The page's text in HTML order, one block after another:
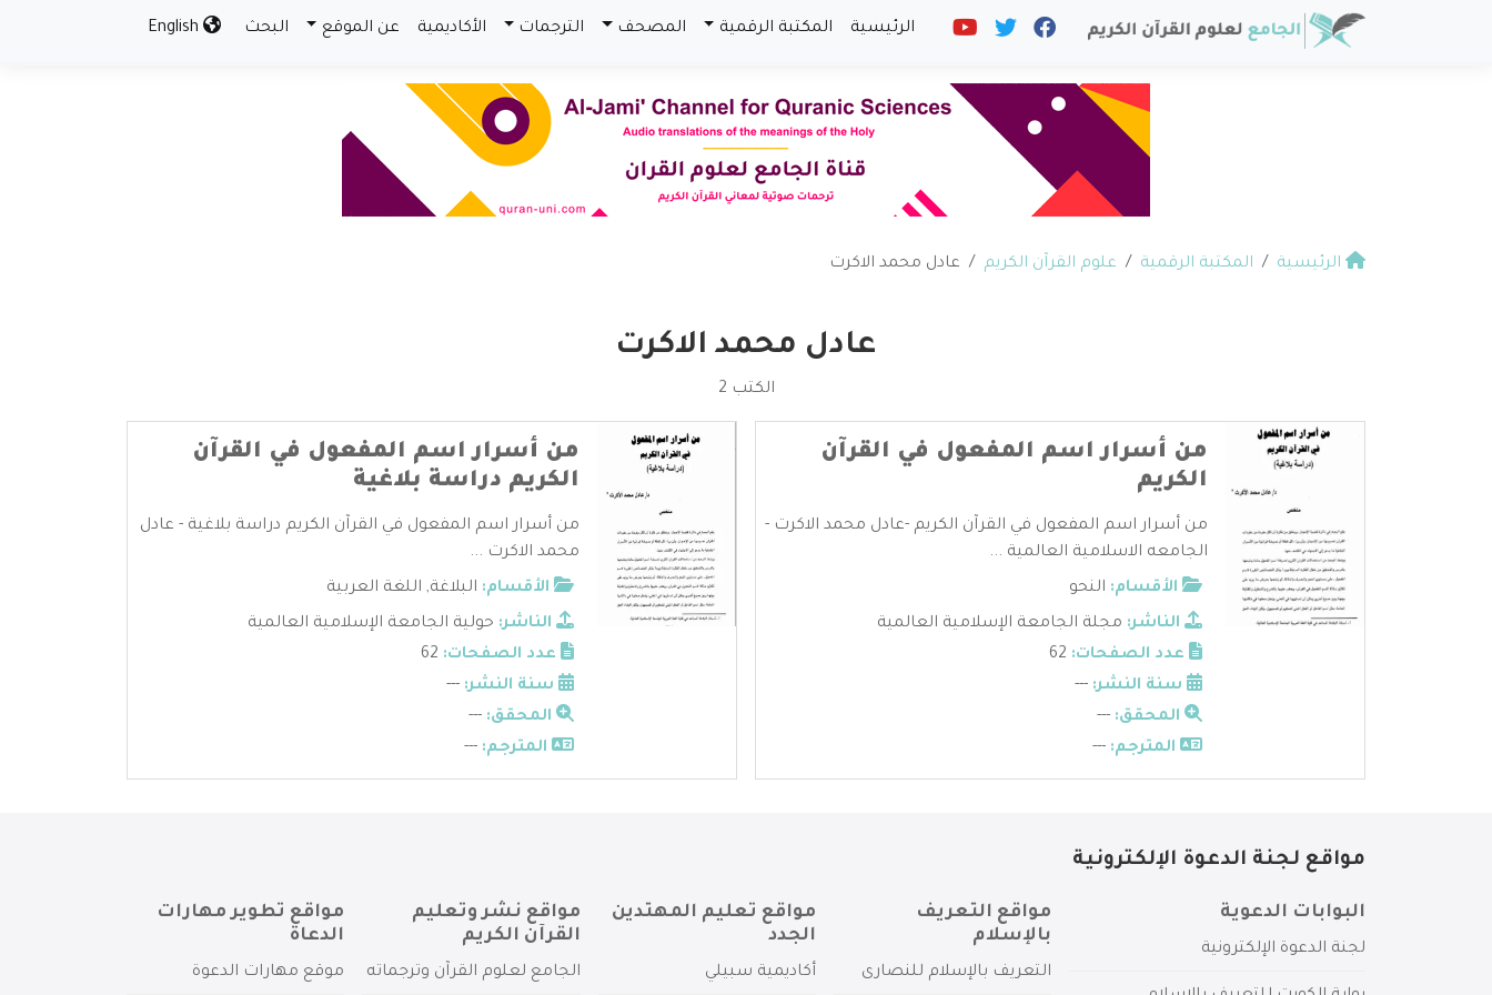
الرئيسية المكتبة الرقمية المصحف الترجمات الأكاديمية عن الموقع البحث
الرئيسية المكتبة الرقمية علوم القرآن الكريم عادل محمد الاكرت
عادل محمد الاكرت
الكتب 2
من أسرار اسم المفعول في القرآن
الكريم
من أسرار اسم المفعول في القرآن الكريم -عادل محمد الاكرت -
الجامعه الاسلامية العالمية ...
الأقسام: النحو
الناشر: مجلة الجامعة الإسلامية العالمية
عدد الصفحات:
سنة النشر: ---
المحقق: ---
المترجم: ---
من أسرار اسم المفعول في القرآن
الكريم دراسة بلاغية
من أسرار اسم المفعول في القرآن الكريم دراسة بلاغية - عادل
محمد الاكرت ...
الأقسام: البلاغة, اللغة العربية
الناشر: حولية الجامعة الإسلامية العالمية
عدد الصفحات:
سنة النشر: ---
المحقق: ---
المترجم: ---
مواقع لجنة الدعوة الإلكترونية
البوابات الدعوية
لجنة الدعوة الإلكترونية
مواقع التعريف
بالإسلام
التعريف بالإسلام للنصارى
مواقع تعليم المهتدين
الجدد
أكاديمية سبيلي
مواقع نشر وتعليم
القرآن الكريم
الجامع لعلوم القرآن وترجماته
مواقع تطوير مهارات
الدعاة
موقع مهارات الدعوة